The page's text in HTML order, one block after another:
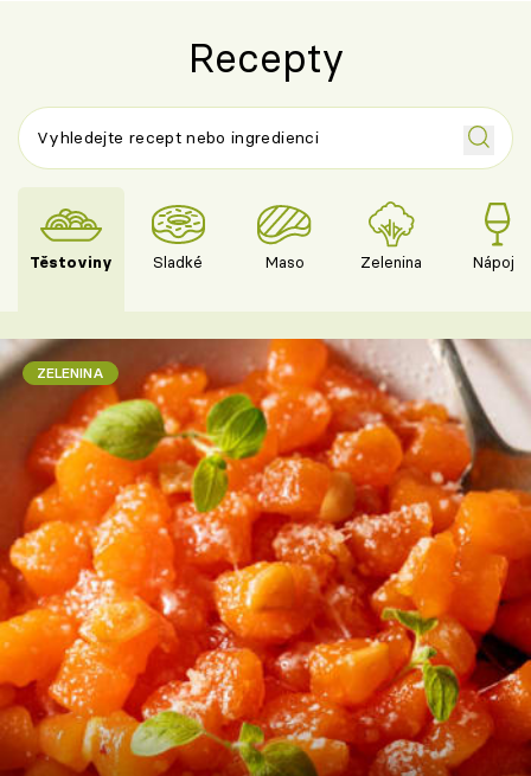
Recepty
Těstoviny Sladké Maso Zelenina Nápoje
ZELENINA